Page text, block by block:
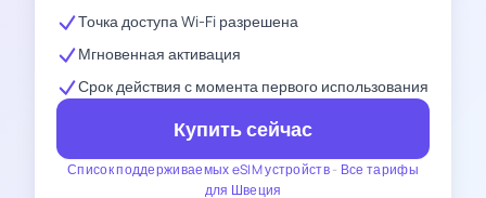
Список поддерживаемых eSIM устройств- Все тарифы
для Швеция
Точка доступа Wi-Fi разрешена
Мгновенная активация
Срок действия с момента первого использования
Купить сейчас